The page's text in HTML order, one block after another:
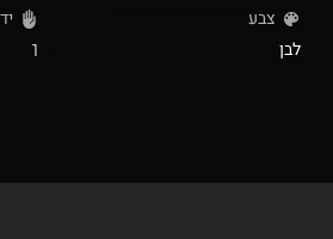
צבע
לבן
יד
1